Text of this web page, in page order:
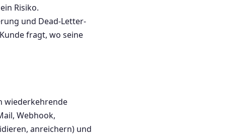
Risiko.
und Dead-Letter-
fragt, wo seine
wiederkehrende
Webhook,
anreichern) und